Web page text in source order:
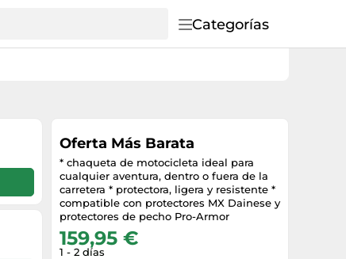
Categorías
Oferta Más Barata
* chaqueta de motocicleta ideal para
cualquier aventura, dentro o fuera de la
carretera * protectora, ligera y resistente *
compatible con protectores MX Dainese y
protectores de pecho Pro-Armor
159,95 €
1 - 2 días